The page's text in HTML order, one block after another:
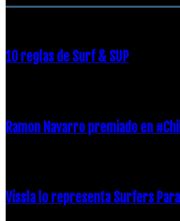
10 reglas de Surf & SUP
Ramon Navarro premiado en
Vissla lo representa Surfers